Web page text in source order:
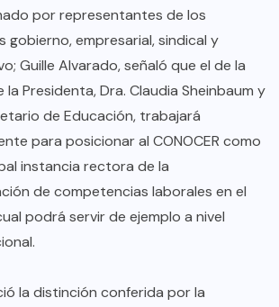
por representantes de los
gobierno, empresarial, sindical y
Guille Alvarado, señaló que el de la
la Presidenta, Dra. Claudia Sheinbaum y
de Educación, trabajará
para posicionar al CONOCER como
instancia rectora de la
de competencias laborales en el
podrá servir de ejemplo a nivel
la distinción conferida por la